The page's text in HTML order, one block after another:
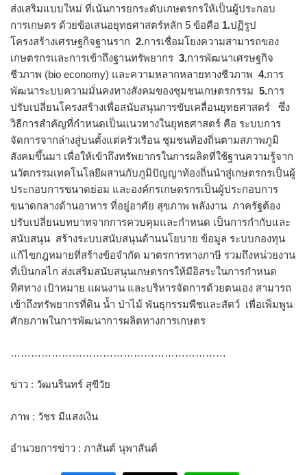
ส่งเสริมแบบใหม่ ที่เน้นการยกระดับเกษตรกรให้เป็นผู้ประกอบ
การเกษตร ด้วยข้อเสนอยุทธศาสตร์หลัก 5 ข้อคือ 1.ปฏิรูป
โครงสร้างเศรษฐกิจฐานราก 2.การเชื่อมโยงความสามารถของ
เกษตรกรและการเข้าถึงฐานทรัพยากร 3.การพัฒนาเศรษฐกิจ
ชีวภาพ (bio economy) และความหลากหลายทางชีวภาพ 4.การ
พัฒนาระบบความมั่นคงทางสังคมของชุมชนเกษตรกรรม 5.การ
ปรับเปลี่ยนโครงสร้างเพื่อสนับสนุนการขับเคลื่อนยุทธศาสตร์ ซึ่ง
วิธีการสำคัญที่กำหนดเป็นแนวทางในยุทธศาสตร์ คือ ระบบการ
จัดการจากล่างสู่บนตั้งแต่ครัวเรือน ชุมชนท้องถิ่นตามสภาพภูมิ
สังคมขึ้นมา เพื่อให้เข้าถึงทรัพยากรในการผลิตที่ใช้ฐานความรู้จาก
นวัตกรรมเทคโนโลยีผสานกับภูมิปัญญาท้องถิ่นนำสู่เกษตรกรเป็นผู้
ประกอบการขนาดย่อม และองค์กรเกษตรกรเป็นผู้ประกอบการ
ขนาดกลางด้านอาหาร ที่อยู่อาศัย สุขภาพ พลังงาน ภาครัฐต้อง
ปรับเปลี่ยนบทบาทจากการควบคุมและกำหนด เป็นการกำกับและ
สนับสนุน สร้างระบบสนับสนุนด้านนโยบาย ข้อมูล ระบบกองทุน
แก้ไขกฎหมายที่สร้างข้อจำกัด มาตรการทางภาษี รวมถึงหน่วยงาน
ที่เป็นกลไก ส่งเสริมสนับสนุนเกษตรกรให้มีอิสระในการกำหนด
ทิศทาง เป้าหมาย แผนงาน และบริหารจัดการด้วยตนเอง สามารถ
เข้าถึงทรัพยากรที่ดิน น้ำ ป่าไม้ พันธุกรรมพืชและสัตว์ เพื่อเพิ่มพูน
ศักยภาพในการพัฒนาการผลิตทางการเกษตร
………………………………………………………
ข่าว : วัฒนรินทร์ สุขีวัย
ภาพ : วัชร มีแสงเงิน
อำนวยการข่าว : ภาสันต์ นุพาสันต์